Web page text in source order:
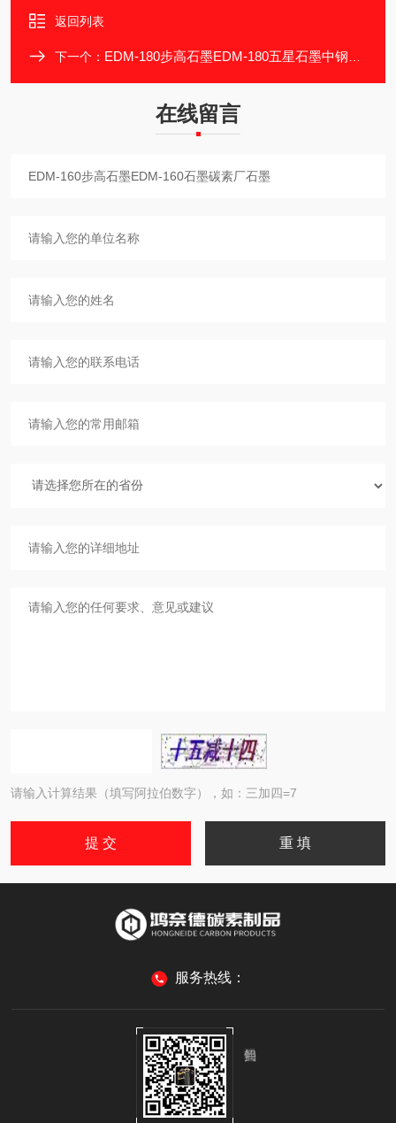
返回列表
下一个： EDM-180步高石墨EDM-180五星石墨中钢石墨
在线留言
请输入计算结果（填写阿拉伯数字），如：三加四=7
服务热线：